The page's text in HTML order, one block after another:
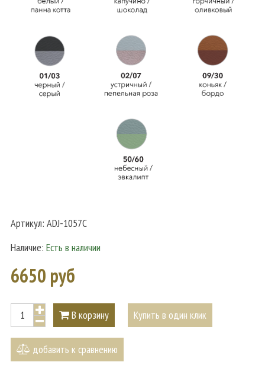
Артикул: ADJ-1057C
Наличие: Есть в наличии
6650 руб
В корзину Купить в один клик
добавить к сравнению